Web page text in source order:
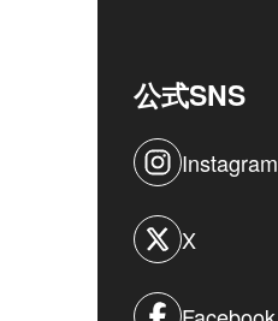
公式SNS
Instagram
X